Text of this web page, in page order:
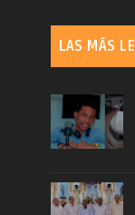
LAS MÁS